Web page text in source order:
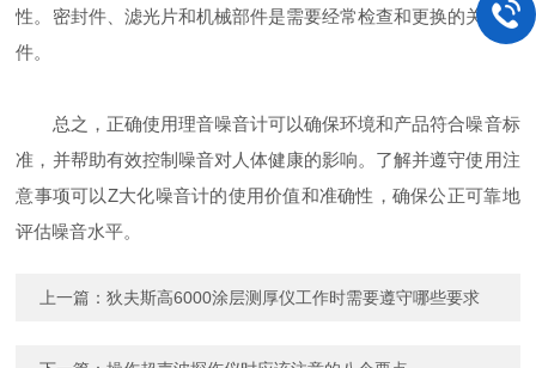
性。密封件、滤光片和机械部件是需要经常检查和更换的关键部
件。
总之，正确使用理音噪音计可以确保环境和产品符合噪音标
准，并帮助有效控制噪音对人体健康的影响。了解并遵守使用注
意事项可以Z大化噪音计的使用价值和准确性，确保公正可靠地
评估噪音水平。
上一篇：狄夫斯高6000涂层测厚仪工作时需要遵守哪些要求